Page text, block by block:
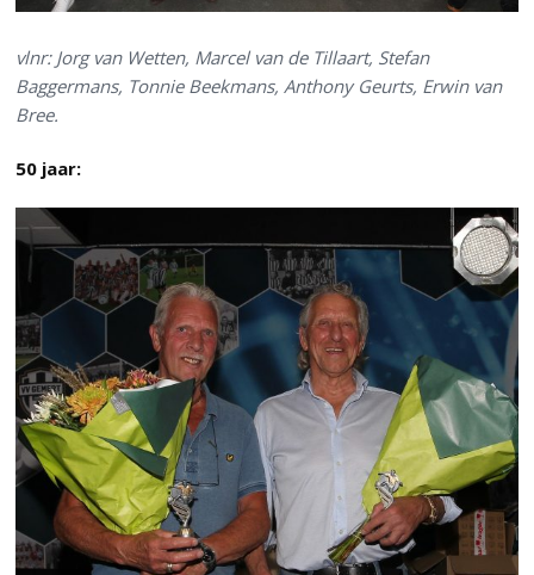
vlnr: Jorg van Wetten, Marcel van de Tillaart, Stefan
Baggermans, Tonnie Beekmans, Anthony Geurts, Erwin van
Bree.
50 jaar: